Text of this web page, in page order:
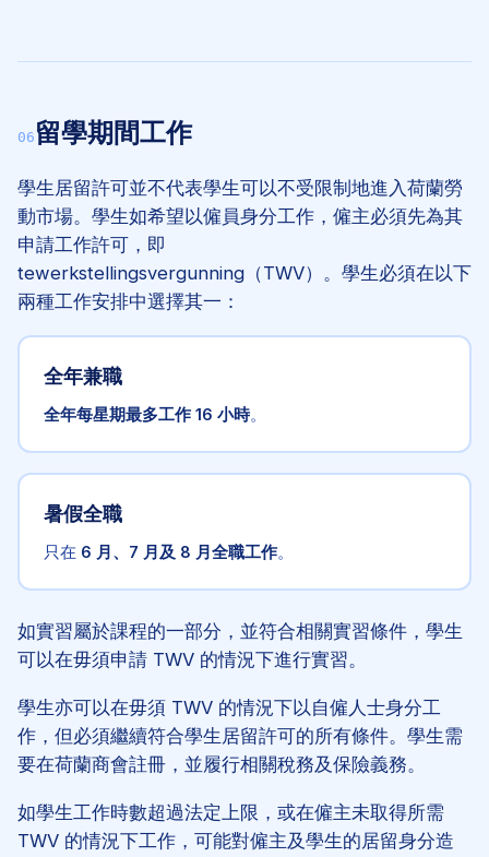
06 留學期間工作
學生居留許可並不代表學生可以不受限制地進入荷蘭勞
動市場。學生如希望以僱員身分工作，僱主必須先為其
申請工作許可，即
tewerkstellingsvergunning （TWV）。學生必須在以下
兩種工作安排中選擇其一：
全年兼職
全年每星期最多工作 16 小時。
暑假全職
只在 6 月、7 月及 8 月全職工作。
如實習屬於課程的一部分，並符合相關實習條件，學生
可以在毋須申請 TWV 的情況下進行實習。
學生亦可以在毋須 TWV 的情況下以自僱人士身分工
作，但必須繼續符合學生居留許可的所有條件。學生需
要在荷蘭商會註冊，並履行相關稅務及保險義務。
如學生工作時數超過法定上限，或在僱主未取得所需
TWV 的情況下工作，可能對僱主及學生的居留身分造